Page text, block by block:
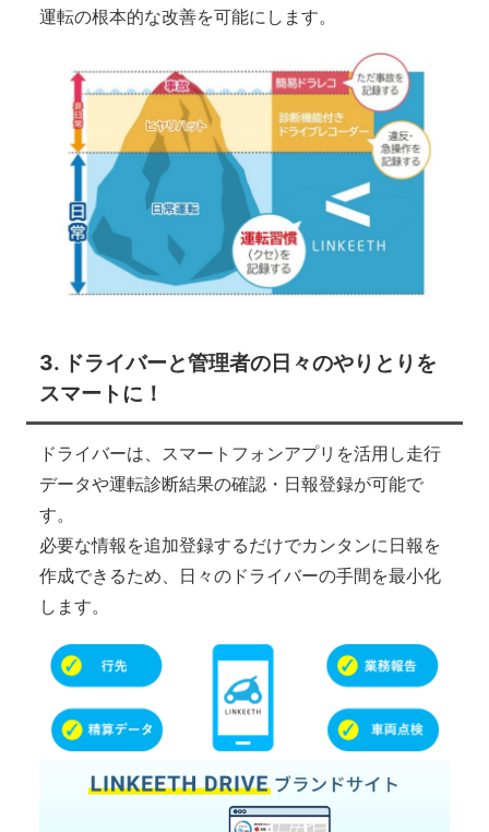
運転の根本的な改善を可能にします。
3. ドライバーと管理者の日々のやりとりを
スマートに！
ドライバーは、スマートフォンアプリを活用し走行
データや運転診断結果の確認・日報登録が可能で
す。
必要な情報を追加登録するだけでカンタンに日報を
作成できるため、日々のドライバーの手間を最小化
します。